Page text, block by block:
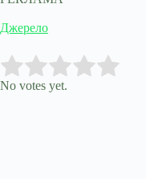
Джерело
Rate this item:
No votes yet.